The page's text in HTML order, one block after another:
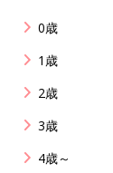
0歳
1歳
2歳
3歳
4歳～